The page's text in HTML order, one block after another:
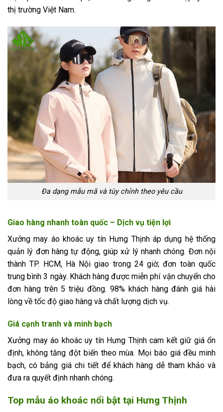
thị trường Việt Nam.
Đa dạng mẫu mã và tùy chỉnh theo yêu cầu
Giao hàng nhanh toàn quốc – Dịch vụ tiện lợi
Xưởng may áo khoác uy tín Hưng Thịnh áp dụng hệ thống
quản lý đơn hàng tự động, giúp xử lý nhanh chóng. Đơn nội
thành TP. HCM, Hà Nội giao trong 24 giờ; đơn toàn quốc
trung bình 3 ngày. Khách hàng được miễn phí vận chuyển cho
đơn hàng trên 5 triệu đồng. 98% khách hàng đánh giá hài
lòng về tốc độ giao hàng và chất lượng dịch vụ.
Giá cạnh tranh và minh bạch
Xưởng may áo khoác uy tín Hưng Thịnh cam kết giữ giá ổn
định, không tăng đột biến theo mùa. Mọi báo giá đều minh
bạch, có bảng giá chi tiết để khách hàng dễ tham khảo và
đưa ra quyết định nhanh chóng.
Top mẫu áo khoác nổi bật tại Hưng Thịnh